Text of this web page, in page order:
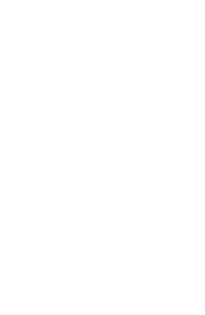
2273